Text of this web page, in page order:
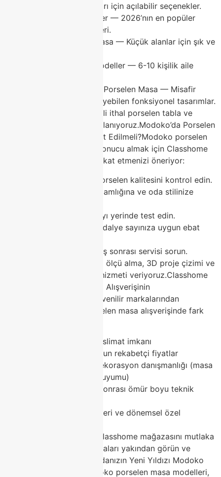
modern yemek odaları için açılabilir seçenekler.
Gri-Bej Tonlu Modeller — 2026’nın en popüler
sakin ve doğal renkleri.
Yuvarlak Porselen Masa — Küçük alanlar için şık ve
Dikdörtgen Geniş Modeller — 6-10 kişilik aile
Modüler ve Açılabilir Porselen Masa — Misafir
sayısına göre genişleyebilen fonksiyonel tasarımlar.
Tüm modellerimizde kaliteli ithal porselen tabla ve
sağlam ayak sistemleri kullanıyoruz.Modoko’da Porselen
Masa Alırken Nelere Dikkat Edilmeli?Modoko porselen
masa alışverişinde en iyi sonucu almak için Classhome
uzmanları şu noktalara dikkat etmenizi öneriyor:
Tabla kalınlığını ve porselen kalitesini kontrol edin.
Ayak tasarımının sağlamlığına ve oda stilinize
Açılabilir mekanizmayı yerinde test edin.
Oda ölçünüze ve sandalye sayınıza uygun ebat
Garanti süresi ve satış sonrası servisi sorun.
Classhome olarak ücretsiz ölçü alma, 3D proje çizimi ve
dekorasyon danışmanlığı hizmeti veriyoruz.Classhome
ile Modoko Porselen Masa Alışverişinin
AvantajlarıModoko’nun güvenilir markalarından
Classhome, Modoko porselen masa alışverişinde fark
Geniş stok ve hızlı teslimat imkanı
2026 trendlerine uygun rekabetçi fiyatlar
Ücretsiz iç mimari dekorasyon danışmanlığı (masa
+ sandalye + koltuk uyumu)
2 yıl garanti + satış sonrası ömür boyu teknik
Kolay taksit seçenekleri ve dönemsel özel
Modoko’ya geldiğinizde Classhome mağazasını mutlaka
ziyaret edin, porselen masaları yakından görün ve
dokunun!Sonuç: Yemek Odanızın Yeni Yıldızı Modoko
Porselen Masa OlsunModoko porselen masa modelleri,